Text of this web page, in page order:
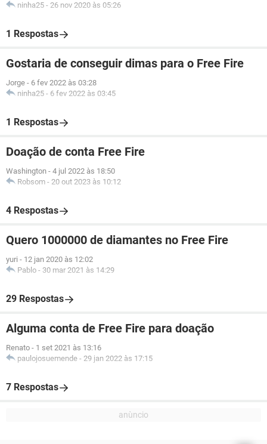
ninha25 - 26 nov 2020 às 05:26
1 Respostas
Gostaria de conseguir dimas para o Free Fire
Jorge - 6 fev 2022 às 03:28
ninha25 - 6 fev 2022 às 03:45
1 Respostas
Doação de conta Free Fire
Washington - 4 jul 2022 às 18:50
Robsom - 20 out 2023 às 10:12
4 Respostas
Quero 1000000 de diamantes no Free Fire
yuri - 12 jan 2020 às 12:02
Pablo - 30 mar 2021 às 14:29
29 Respostas
Alguma conta de Free Fire para doação
Renato - 1 set 2021 às 13:16
paulojosuemende - 29 jan 2022 às 17:15
7 Respostas